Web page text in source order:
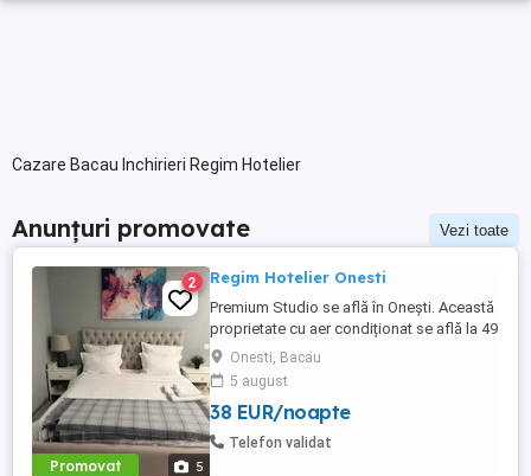
Cazare Bacau Inchirieri Regim Hotelier
Anunțuri promovate Vezi toate
Promovat 5
2 Regim Hotelier Onesti
Premium Studio se află în Onești. Această
proprietate cu aer condiționat se află la 49
km de Bacău Train Station. Se oferă la
locație WiFi gratuit și parcare privată.
Acest apartament pune la dispoziție 1
dormitor, un televizor cu ecran plat și o
bucătărie. Aeroportul Internațional Bacău
Onesti, Bacau
5 august
38 EUR/noapte
Telefon validat